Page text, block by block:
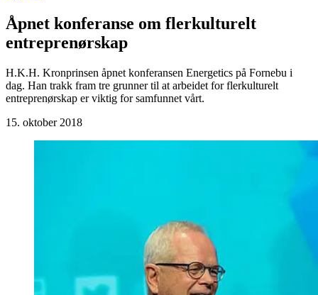
Åpnet konferanse om flerkulturelt
entreprenørskap
H.K.H. Kronprinsen åpnet konferansen Energetics på Fornebu i
dag. Han trakk fram tre grunner til at arbeidet for flerkulturelt
entreprenørskap er viktig for samfunnet vårt.
15. oktober 2018